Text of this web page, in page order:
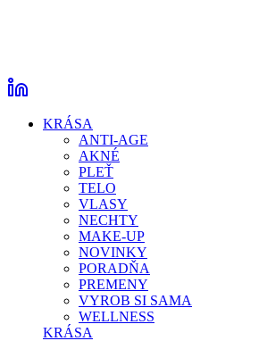
KRÁSA
ANTI-AGE
AKNÉ
PLEŤ
TELO
VLASY
NECHTY
MAKE-UP
NOVINKY
PORADŇA
PREMENY
VYROB SI SAMA
WELLNESS
KRÁSA